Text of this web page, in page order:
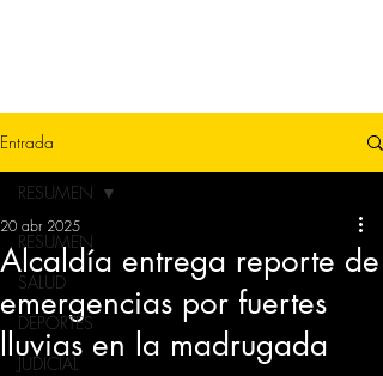
Entrada
RESUMEN
SALUD
DEPORTES
JUDICIAL
RESUMEN
Alcaldía entrega reporte de
emergencias por fuertes
lluvias en la madrugada
20 abr 2025